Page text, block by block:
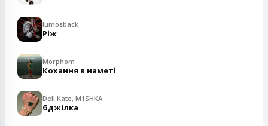
lumosback
Ріж
Morphom
Кохання в наметі
Deli Kate, M1SHKA
бджілка